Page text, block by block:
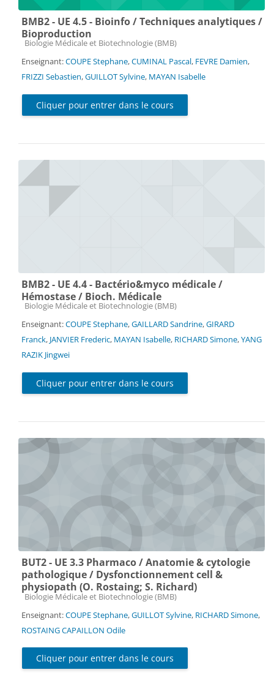
BMB2 - UE 4.5 - Bioinfo / Techniques analytiques /
Bioproduction
Catégorie de cours
Biologie Médicale et Biotechnologie (BMB)
Enseignant:COUPE Stephane,CUMINAL Pascal, FEVRE Damien,
FRIZZI Sebastien,GUILLOT Sylvine, MAYAN Isabelle
Cliquer pour entrer dans le cours
BMB2 - UE 4.4 - Bactério&myco médicale /
Hémostase / Bioch. Médicale
Catégorie de cours
Biologie Médicale et Biotechnologie (BMB)
Enseignant:COUPE Stephane,GAILLARD Sandrine,GIRARD
Franck, JANVIER Frederic, MAYAN Isabelle, RICHARD Simone,YANG
RAZIK Jingwei
Cliquer pour entrer dans le cours
BUT2 - UE 3.3 Pharmaco / Anatomie & cytologie
pathologique / Dysfonctionnement cell &
physiopath (O. Rostaing; S. Richard)
Catégorie de cours
Biologie Médicale et Biotechnologie (BMB)
Enseignant:COUPE Stephane,GUILLOT Sylvine, RICHARD Simone,
ROSTAING CAPAILLON Odile
Cliquer pour entrer dans le cours